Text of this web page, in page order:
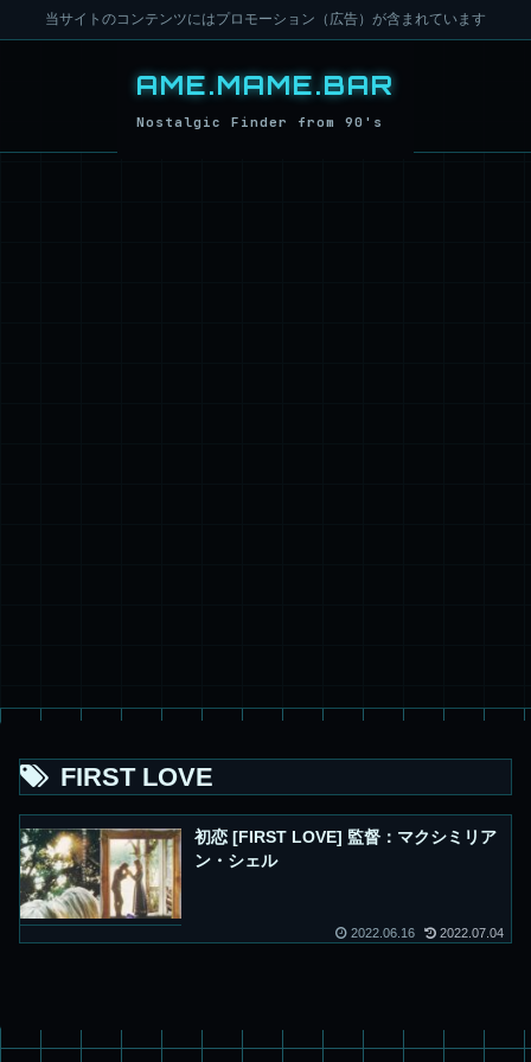
当サイトのコンテンツにはプロモーション（広告）が含まれています
FIRST LOVE
初恋 [FIRST LOVE] 監督：マクシミリア
ン・シェル
2022.06.16 2022.07.04